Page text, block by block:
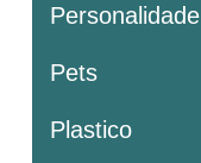
Personalidade
Pets
Plastico